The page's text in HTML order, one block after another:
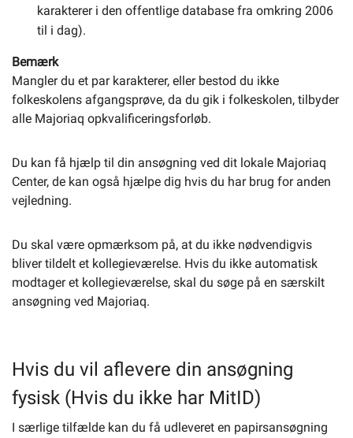
karakterer i den offentlige database fra omkring 2006
til i dag).
Bemærk
Mangler du et par karakterer, eller bestod du ikke
folkeskolens afgangsprøve, da du gik i folkeskolen, tilbyder
alle Majoriaq opkvalificeringsforløb.
Du kan få hjælp til din ansøgning ved dit lokale Majoriaq
Center, de kan også hjælpe dig hvis du har brug for anden
vejledning.
Du skal være opmærksom på, at du ikke nødvendigvis
bliver tildelt et kollegieværelse. Hvis du ikke automatisk
modtager et kollegieværelse, skal du søge på en særskilt
ansøgning ved Majoriaq.
Hvis du vil aflevere din ansøgning
fysisk (Hvis du ikke har MitID)
I særlige tilfælde kan du få udleveret en papirsansøgning